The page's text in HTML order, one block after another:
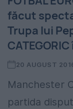
făcut
Trupa lui
20 AUGUST
Manchester
partida